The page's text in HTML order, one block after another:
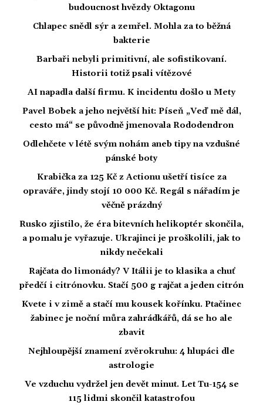
budoucnost hvězdy Oktagonu
Chlapec snědl sýr a zemřel. Mohla za to běžná
bakterie
Barbaři nebyli primitivní, ale sofistikovaní.
Historii totiž psali vítězové
AI napadla další firmu. K incidentu došlo u Mety
Pavel Bobek a jeho největší hit: Píseň „Veď mě dál,
cesto má“ se původně jmenovala Rododendron
Odlehčete v létě svým nohám aneb tipy na vzdušné
pánské boty
Krabička za 125 Kč z Actionu ušetří tisíce za
opraváře, jindy stojí 10 000 Kč. Regál s nářadím je
věčně prázdný
Rusko zjistilo, že éra bitevních helikoptér skončila,
a pomalu je vyřazuje. Ukrajinci je proškolili, jak to
nikdy nečekali
Rajčata do limonády? V Itálii je to klasika a chuť
předčí i citrónovku. Stačí 500 g rajčat a jeden citrón
Kvete i v zimě a stačí mu kousek kořínku. Ptačinec
žabinec je noční můra zahrádkářů, dá se ho ale
zbavit
Nejhloupější znamení zvěrokruhu: 4 hlupáci dle
astrologie
Ve vzduchu vydržel jen devět minut. Let Tu-154 se
115 lidmi skončil katastrofou